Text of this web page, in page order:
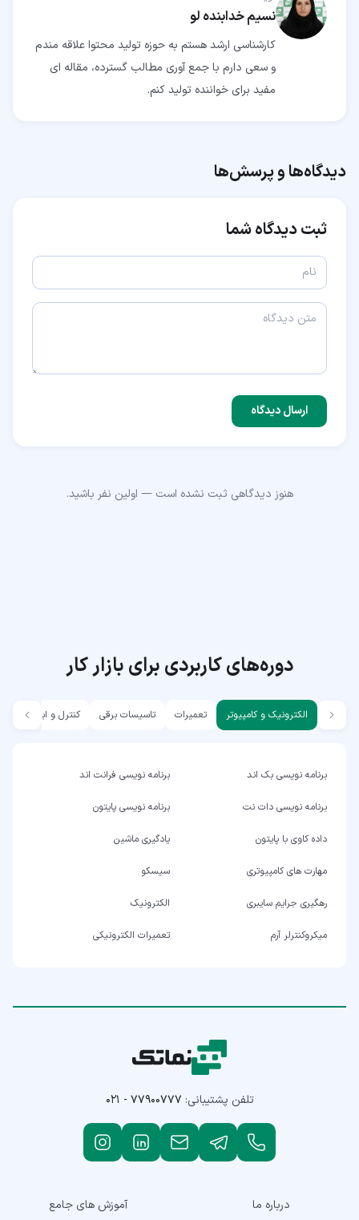
نسیم خدابنده لو
کارشناسی ارشد هستم به حوزه تولید محتوا علاقه مندم
و سعی دارم با جمع آوری مطالب گسترده، مقاله ای
مفید برای خواننده تولید کنم.
دیدگاه‌ها و پرسش‌ها
ثبت دیدگاه شما
ارسال دیدگاه
هنوز دیدگاهی ثبت نشده است — اولین نفر باشید.
دوره‌های کاربردی برای بازار کار
الکترونیک و کامپیوتر تعمیرات تاسیسات برقی کنترل و ابزار دقیق
برنامه نویسی بک اند برنامه نویسی فرانت اند
برنامه نویسی دات نت برنامه نویسی پایتون
داده کاوی با پایتون یادگیری ماشین
مهارت های کامپیوتری سیسکو
رهگیری جرایم سایبری الکترونیک
میکروکنترلر آرم تعمیرات الکترونیکی
تلفن پشتیبانی: ۰۲۱ - ۷۷۹۰۰۷۷۷
درباره ما
آموزش های جامع